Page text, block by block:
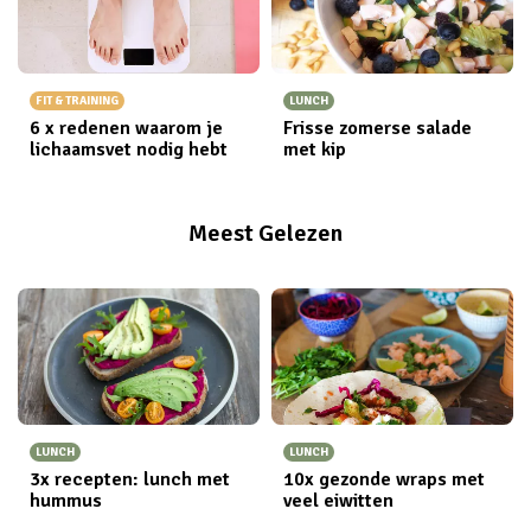
FIT & TRAINING
6 x redenen waarom je
lichaamsvet nodig hebt
LUNCH
Frisse zomerse salade
met kip
Meest Gelezen
LUNCH
3x recepten: lunch met
hummus
LUNCH
10x gezonde wraps met
veel eiwitten